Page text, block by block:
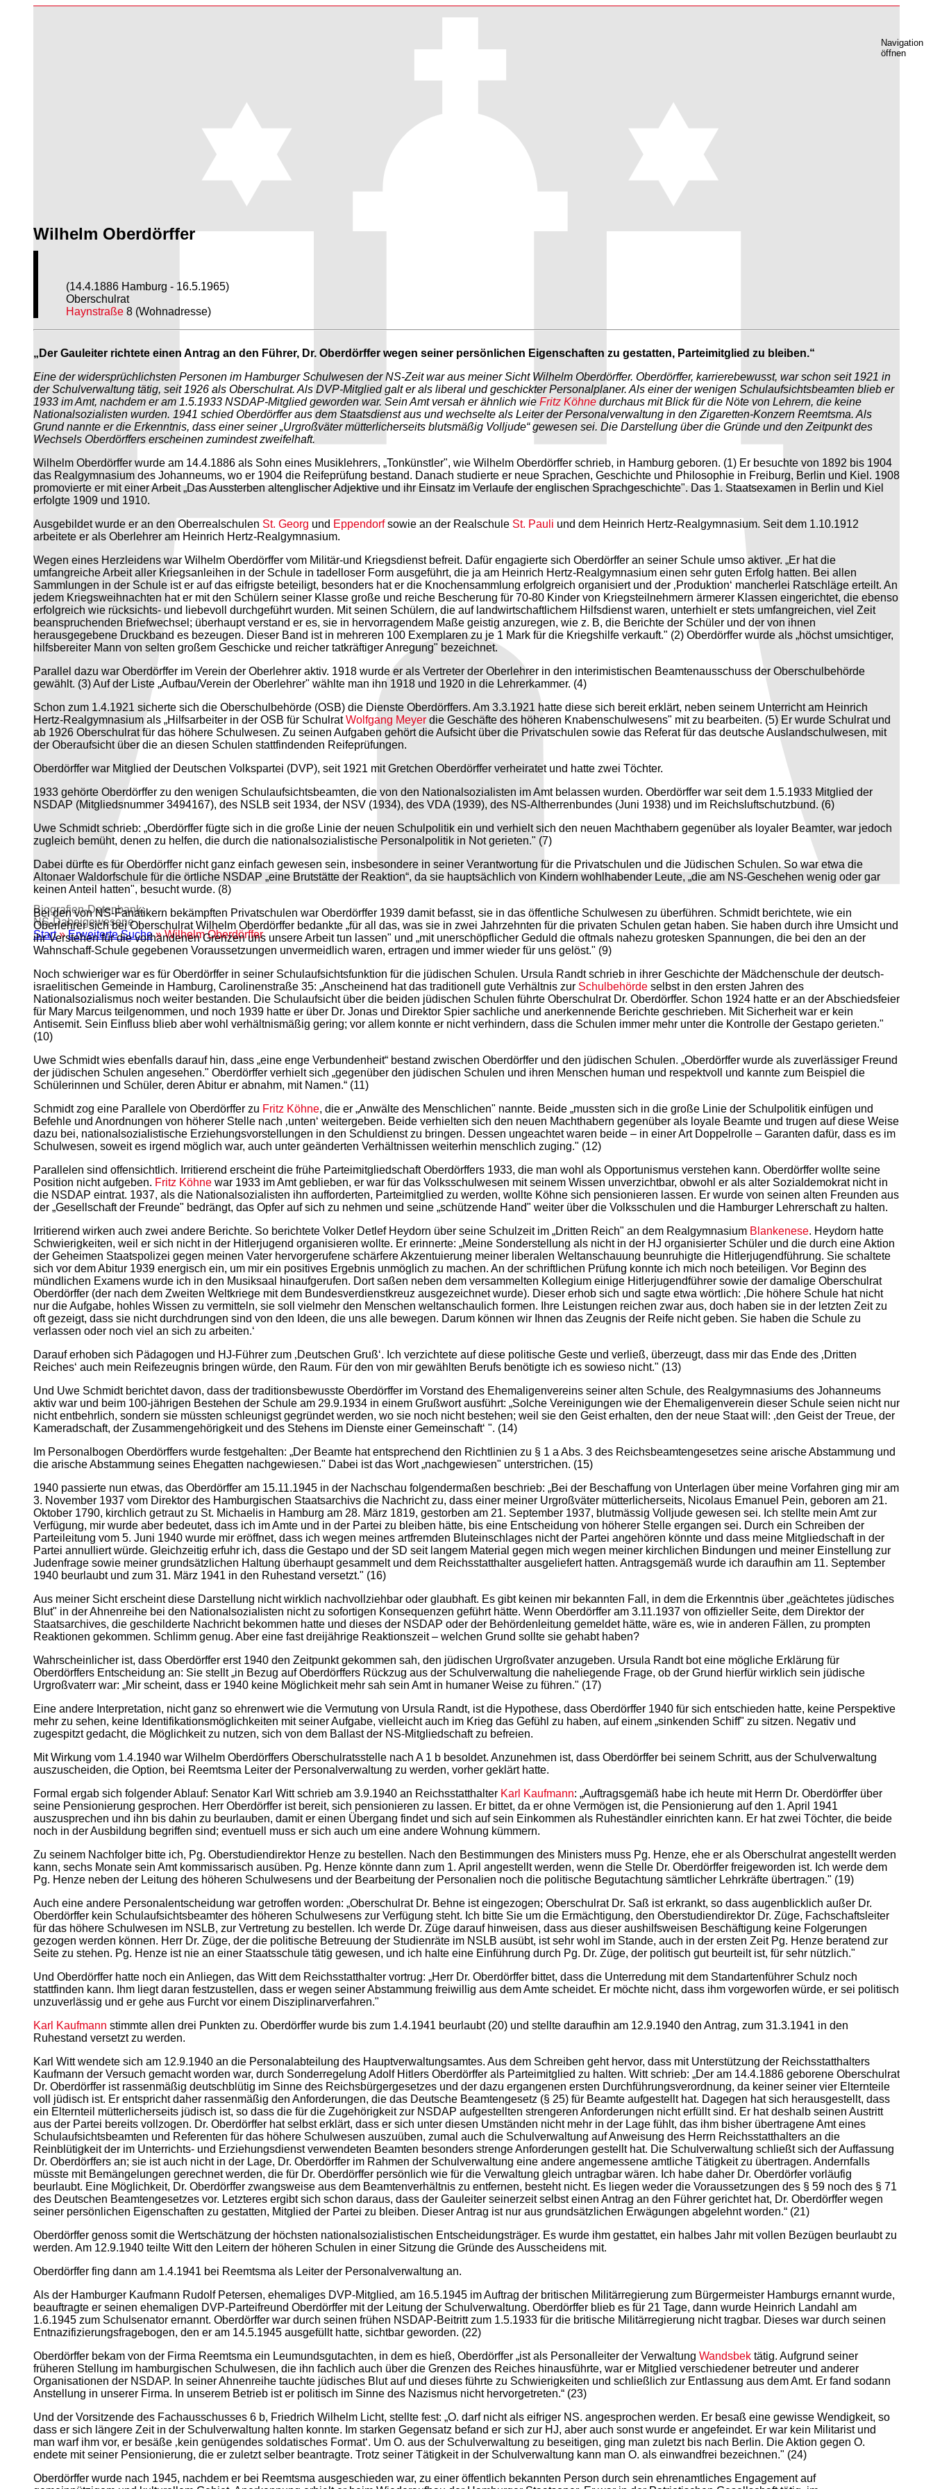
Biografien-Datenbank:
NS‑Dabeigewesene
Start»Erweiterte Suche» Wilhelm Oberdörffer
Navigation
öffnen
Wilhelm Oberdörffer
(14.4.1886 Hamburg - 16.5.1965)
Oberschulrat
Haynstraße 8 (Wohnadresse)
„Der Gauleiter richtete einen Antrag an den Führer, Dr. Oberdörffer wegen seiner persönlichen Eigenschaften zu gestatten, Parteimitglied zu bleiben.“
Eine der widersprüchlichsten Personen im Hamburger Schulwesen der NS-Zeit war aus meiner Sicht Wilhelm Oberdörffer. Oberdörffer, karrierebewusst, war schon seit 1921 in
der Schulverwaltung tätig, seit 1926 als Oberschulrat. Als DVP-Mitglied galt er als liberal und geschickter Personalplaner. Als einer der wenigen Schulaufsichtsbeamten blieb er
1933 im Amt, nachdem er am 1.5.1933 NSDAP-Mitglied geworden war. Sein Amt versah er ähnlich wie Fritz Köhne durchaus mit Blick für die Nöte von Lehrern, die keine
Nationalsozialisten wurden. 1941 schied Oberdörffer aus dem Staatsdienst aus und wechselte als Leiter der Personalverwaltung in den Zigaretten-Konzern Reemtsma. Als
Grund nannte er die Erkenntnis, dass einer seiner „Urgroßväter mütterlicherseits blutsmäßig Volljude“ gewesen sei. Die Darstellung über die Gründe und den Zeitpunkt des
Wechsels Oberdörffers erscheinen zumindest zweifelhaft.
Wilhelm Oberdörffer wurde am 14.4.1886 als Sohn eines Musiklehrers, „Tonkünstler", wie Wilhelm Oberdörffer schrieb, in Hamburg geboren. (1) Er besuchte von 1892 bis 1904
das Realgymnasium des Johanneums, wo er 1904 die Reifeprüfung bestand. Danach studierte er neue Sprachen, Geschichte und Philosophie in Freiburg, Berlin und Kiel. 1908
promovierte er mit einer Arbeit „Das Aussterben altenglischer Adjektive und ihr Einsatz im Verlaufe der englischen Sprachgeschichte". Das 1. Staatsexamen in Berlin und Kiel
erfolgte 1909 und 1910.
Ausgebildet wurde er an den Oberrealschulen St. Georg und Eppendorfsowie an der Realschule St. Pauli und dem Heinrich Hertz-Realgymnasium. Seit dem 1.10.1912
arbeitete er als Oberlehrer am Heinrich Hertz-Realgymnasium.
Wegen eines Herzleidens war Wilhelm Oberdörffer vom Militär-und Kriegsdienst befreit. Dafür engagierte sich Oberdörffer an seiner Schule umso aktiver. „Er hat die
umfangreiche Arbeit aller Kriegsanleihen in der Schule in tadelloser Form ausgeführt, die ja am Heinrich Hertz-Realgymnasium einen sehr guten Erfolg hatten. Bei allen
Sammlungen in der Schule ist er auf das eifrigste beteiligt, besonders hat er die Knochensammlung erfolgreich organisiert und der ‚Produktion‘ mancherlei Ratschläge erteilt. An
jedem Kriegsweihnachten hat er mit den Schülern seiner Klasse große und reiche Bescherung für 70-80 Kinder von Kriegsteilnehmern ärmerer Klassen eingerichtet, die ebenso
erfolgreich wie rücksichts- und liebevoll durchgeführt wurden. Mit seinen Schülern, die auf landwirtschaftlichem Hilfsdienst waren, unterhielt er stets umfangreichen, viel Zeit
beanspruchenden Briefwechsel; überhaupt verstand er es, sie in hervorragendem Maße geistig anzuregen, wie z. B, die Berichte der Schüler und der von ihnen
herausgegebene Druckband es bezeugen. Dieser Band ist in mehreren 100 Exemplaren zu je 1 Mark für die Kriegshilfe verkauft." (2) Oberdörffer wurde als „höchst umsichtiger,
hilfsbereiter Mann von selten großem Geschicke und reicher tatkräftiger Anregung" bezeichnet.
Parallel dazu war Oberdörffer im Verein der Oberlehrer aktiv. 1918 wurde er als Vertreter der Oberlehrer in den interimistischen Beamtenausschuss der Oberschulbehörde
gewählt. (3) Auf der Liste „Aufbau/Verein der Oberlehrer" wählte man ihn 1918 und 1920 in die Lehrerkammer. (4)
Schon zum 1.4.1921 sicherte sich die Oberschulbehörde (OSB) die Dienste Oberdörffers. Am 3.3.1921 hatte diese sich bereit erklärt, neben seinem Unterricht am Heinrich
Hertz-Realgymnasium als „Hilfsarbeiter in der OSB für SchulratWolfgang Meyer die Geschäfte des höheren Knabenschulwesens" mit zu bearbeiten. (5) Er wurde Schulrat und
ab 1926 Oberschulrat für das höhere Schulwesen. Zu seinen Aufgaben gehört die Aufsicht über die Privatschulen sowie das Referat für das deutsche Auslandschulwesen, mit
der Oberaufsicht über die an diesen Schulen stattfindenden Reifeprüfungen.
Oberdörffer war Mitglied der Deutschen Volkspartei (DVP), seit 1921 mit Gretchen Oberdörffer verheiratet und hatte zwei Töchter.
1933 gehörte Oberdörffer zu den wenigen Schulaufsichtsbeamten, die von den Nationalsozialisten im Amt belassen wurden. Oberdörffer war seit dem 1.5.1933 Mitglied der
NSDAP (Mitgliedsnummer 3494167), des NSLB seit 1934, der NSV (1934), des VDA (1939), des NS-Altherrenbundes (Juni 1938) und im Reichsluftschutzbund. (6)
Uwe Schmidt schrieb: „Oberdörffer fügte sich in die große Linie der neuen Schulpolitik ein und verhielt sich den neuen Machthabern gegenüber als loyaler Beamter, war jedoch
zugleich bemüht, denen zu helfen, die durch die nationalsozialistische Personalpolitik in Not gerieten." (7)
Dabei dürfte es für Oberdörffer nicht ganz einfach gewesen sein, insbesondere in seiner Verantwortung für die Privatschulen und die Jüdischen Schulen. So war etwa die
Altonaer Waldorfschule für die örtliche NSDAP „eine Brutstätte der Reaktion“, da sie hauptsächlich von Kindern wohlhabender Leute, „die am NS-Geschehen wenig oder gar
keinen Anteil hatten", besucht wurde. (8)
Bei den von NS-Fanatikern bekämpften Privatschulen war Oberdörffer 1939 damit befasst, sie in das öffentliche Schulwesen zu überführen. Schmidt berichtete, wie ein
Oberlehrer sich bei Oberschulrat Wilhelm Oberdörffer bedankte „für all das, was sie in zwei Jahrzehnten für die privaten Schulen getan haben. Sie haben durch ihre Umsicht und
ihr Verstehen für die vorhandenen Grenzen uns unsere Arbeit tun lassen" und „mit unerschöpflicher Geduld die oftmals nahezu grotesken Spannungen, die bei den an der
Wahnschaff-Schule gegebenen Voraussetzungen unvermeidlich waren, ertragen und immer wieder für uns gelöst." (9)
Noch schwieriger war es für Oberdörffer in seiner Schulaufsichtsfunktion für die jüdischen Schulen. Ursula Randt schrieb in ihrer Geschichte der Mädchenschule der deutsch-
israelitischen Gemeinde in Hamburg, Carolinenstraße 35: „Anscheinend hat das traditionell gute Verhältnis zur Schulbehörde selbst in den ersten Jahren des
Nationalsozialismus noch weiter bestanden. Die Schulaufsicht über die beiden jüdischen Schulen führte Oberschulrat Dr. Oberdörffer. Schon 1924 hatte er an der Abschiedsfeier
für Mary Marcus teilgenommen, und noch 1939 hatte er über Dr. Jonas und Direktor Spier sachliche und anerkennende Berichte geschrieben. Mit Sicherheit war er kein
Antisemit. Sein Einfluss blieb aber wohl verhältnismäßig gering; vor allem konnte er nicht verhindern, dass die Schulen immer mehr unter die Kontrolle der Gestapo gerieten."
(10)
Uwe Schmidt wies ebenfalls darauf hin, dass „eine enge Verbundenheit“ bestand zwischen Oberdörffer und den jüdischen Schulen. „Oberdörffer wurde als zuverlässiger Freund
der jüdischen Schulen angesehen." Oberdörffer verhielt sich „gegenüber den jüdischen Schulen und ihren Menschen human und respektvoll und kannte zum Beispiel die
Schülerinnen und Schüler, deren Abitur er abnahm, mit Namen.“ (11)
Schmidt zog eine Parallele von Oberdörffer zu Fritz Köhne, die er „Anwälte des Menschlichen" nannte. Beide „mussten sich in die große Linie der Schulpolitik einfügen und
Befehle und Anordnungen von höherer Stelle nach ‚unten‘ weitergeben. Beide verhielten sich den neuen Machthabern gegenüber als loyale Beamte und trugen auf diese Weise
dazu bei, nationalsozialistische Erziehungsvorstellungen in den Schuldienst zu bringen. Dessen ungeachtet waren beide – in einer Art Doppelrolle – Garanten dafür, dass es im
Schulwesen, soweit es irgend möglich war, auch unter geänderten Verhältnissen weiterhin menschlich zuging." (12)
Parallelen sind offensichtlich. Irritierend erscheint die frühe Parteimitgliedschaft Oberdörffers 1933, die man wohl als Opportunismus verstehen kann. Oberdörffer wollte seine
Position nicht aufgeben. Fritz Köhne war 1933 im Amt geblieben, er war für das Volksschulwesen mit seinem Wissen unverzichtbar, obwohl er als alter Sozialdemokrat nicht in
die NSDAP eintrat. 1937, als die Nationalsozialisten ihn aufforderten, Parteimitglied zu werden, wollte Köhne sich pensionieren lassen. Er wurde von seinen alten Freunden aus
der „Gesellschaft der Freunde" bedrängt, das Opfer auf sich zu nehmen und seine „schützende Hand" weiter über die Volksschulen und die Hamburger Lehrerschaft zu halten.
Irritierend wirken auch zwei andere Berichte. So berichtete Volker Detlef Heydorn über seine Schulzeit im „Dritten Reich" an dem Realgymnasium Blankenese. Heydorn hatte
Schwierigkeiten, weil er sich nicht in der Hitlerjugend organisieren wollte. Er erinnerte: „Meine Sonderstellung als nicht in der HJ organisierter Schüler und die durch eine Aktion
der Geheimen Staatspolizei gegen meinen Vater hervorgerufene schärfere Akzentuierung meiner liberalen Weltanschauung beunruhigte die Hitlerjugendführung. Sie schaltete
sich vor dem Abitur 1939 energisch ein, um mir ein positives Ergebnis unmöglich zu machen. An der schriftlichen Prüfung konnte ich mich noch beteiligen. Vor Beginn des
mündlichen Examens wurde ich in den Musiksaal hinaufgerufen. Dort saßen neben dem versammelten Kollegium einige Hitlerjugendführer sowie der damalige Oberschulrat
Oberdörffer (der nach dem Zweiten Weltkriege mit dem Bundesverdienstkreuz ausgezeichnet wurde). Dieser erhob sich und sagte etwa wörtlich: ‚Die höhere Schule hat nicht
nur die Aufgabe, hohles Wissen zu vermitteln, sie soll vielmehr den Menschen weltanschaulich formen. Ihre Leistungen reichen zwar aus, doch haben sie in der letzten Zeit zu
oft gezeigt, dass sie nicht durchdrungen sind von den Ideen, die uns alle bewegen. Darum können wir Ihnen das Zeugnis der Reife nicht geben. Sie haben die Schule zu
verlassen oder noch viel an sich zu arbeiten.‘
Darauf erhoben sich Pädagogen und HJ-Führer zum ‚Deutschen Gruß‘. Ich verzichtete auf diese politische Geste und verließ, überzeugt, dass mir das Ende des ‚Dritten
Reiches‘ auch mein Reifezeugnis bringen würde, den Raum. Für den von mir gewählten Berufs benötigte ich es sowieso nicht." (13)
Und Uwe Schmidt berichtet davon, dass der traditionsbewusste Oberdörffer im Vorstand des Ehemaligenvereins seiner alten Schule, des Realgymnasiums des Johanneums
aktiv war und beim 100-jährigen Bestehen der Schule am 29.9.1934 in einem Grußwort ausführt: „Solche Vereinigungen wie der Ehemaligenverein dieser Schule seien nicht nur
nicht entbehrlich, sondern sie müssten schleunigst gegründet werden, wo sie noch nicht bestehen; weil sie den Geist erhalten, den der neue Staat will: ‚den Geist der Treue, der
Kameradschaft, der Zusammengehörigkeit und des Stehens im Dienste einer Gemeinschaft‘ ". (14)
Im Personalbogen Oberdörffers wurde festgehalten: „Der Beamte hat entsprechend den Richtlinien zu § 1 a Abs. 3 des Reichsbeamtengesetzes seine arische Abstammung und
die arische Abstammung seines Ehegatten nachgewiesen." Dabei ist das Wort „nachgewiesen" unterstrichen. (15)
1940 passierte nun etwas, das Oberdörffer am 15.11.1945 in der Nachschau folgendermaßen beschrieb: „Bei der Beschaffung von Unterlagen über meine Vorfahren ging mir am
3. November 1937 vom Direktor des Hamburgischen Staatsarchivs die Nachricht zu, dass einer meiner Urgroßväter mütterlicherseits, Nicolaus Emanuel Pein, geboren am 21.
Oktober 1790, kirchlich getraut zu St. Michaelis in Hamburg am 28. März 1819, gestorben am 21. September 1937, blutmässig Volljude gewesen sei. Ich stellte mein Amt zur
Verfügung, mir wurde aber bedeutet, dass ich im Amte und in der Partei zu bleiben hätte, bis eine Entscheidung von höherer Stelle ergangen sei. Durch ein Schreiben der
Parteileitung vom 5. Juni 1940 wurde mir eröffnet, dass ich wegen meines artfremden Bluteinschlages nicht der Partei angehören könnte und dass meine Mitgliedschaft in der
Partei annulliert würde. Gleichzeitig erfuhr ich, dass die Gestapo und der SD seit langem Material gegen mich wegen meiner kirchlichen Bindungen und meiner Einstellung zur
Judenfrage sowie meiner grundsätzlichen Haltung überhaupt gesammelt und dem Reichsstatthalter ausgeliefert hatten. Antragsgemäß wurde ich daraufhin am 11. September
1940 beurlaubt und zum 31. März 1941 in den Ruhestand versetzt." (16)
Aus meiner Sicht erscheint diese Darstellung nicht wirklich nachvollziehbar oder glaubhaft. Es gibt keinen mir bekannten Fall, in dem die Erkenntnis über „geächtetes jüdisches
Blut" in der Ahnenreihe bei den Nationalsozialisten nicht zu sofortigen Konsequenzen geführt hätte. Wenn Oberdörffer am 3.11.1937 von offizieller Seite, dem Direktor der
Staatsarchives, die geschilderte Nachricht bekommen hatte und dieses der NSDAP oder der Behördenleitung gemeldet hätte, wäre es, wie in anderen Fällen, zu prompten
Reaktionen gekommen. Schlimm genug. Aber eine fast dreijährige Reaktionszeit – welchen Grund sollte sie gehabt haben?
Wahrscheinlicher ist, dass Oberdörffer erst 1940 den Zeitpunkt gekommen sah, den jüdischen Urgroßvater anzugeben. Ursula Randt bot eine mögliche Erklärung für
Oberdörffers Entscheidung an: Sie stellt „in Bezug auf Oberdörffers Rückzug aus der Schulverwaltung die naheliegende Frage, ob der Grund hierfür wirklich sein jüdische
Urgroßvaterr war: „Mir scheint, dass er 1940 keine Möglichkeit mehr sah sein Amt in humaner Weise zu führen." (17)
Eine andere Interpretation, nicht ganz so ehrenwert wie die Vermutung von Ursula Randt, ist die Hypothese, dass Oberdörffer 1940 für sich entschieden hatte, keine Perspektive
mehr zu sehen, keine Identifikationsmöglichkeiten mit seiner Aufgabe, vielleicht auch im Krieg das Gefühl zu haben, auf einem „sinkenden Schiff" zu sitzen. Negativ und
zugespitzt gedacht, die Möglichkeit zu nutzen, sich von dem Ballast der NS-Mitgliedschaft zu befreien.
Mit Wirkung vom 1.4.1940 war Wilhelm Oberdörffers Oberschulratsstelle nach A 1 b besoldet. Anzunehmen ist, dass Oberdörffer bei seinem Schritt, aus der Schulverwaltung
auszuscheiden, die Option, bei Reemtsma Leiter der Personalverwaltung zu werden, vorher geklärt hatte.
Formal ergab sich folgender Ablauf: Senator Karl Witt schrieb am 3.9.1940 an Reichsstatthalter Karl Kaufmann: „Auftragsgemäß habe ich heute mit Herrn Dr. Oberdörffer über
seine Pensionierung gesprochen. Herr Oberdörffer ist bereit, sich pensionieren zu lassen. Er bittet, da er ohne Vermögen ist, die Pensionierung auf den 1. April 1941
auszusprechen und ihn bis dahin zu beurlauben, damit er einen Übergang findet und sich auf sein Einkommen als Ruheständler einrichten kann. Er hat zwei Töchter, die beide
noch in der Ausbildung begriffen sind; eventuell muss er sich auch um eine andere Wohnung kümmern.
Zu seinem Nachfolger bitte ich, Pg. Oberstudiendirektor Henze zu bestellen. Nach den Bestimmungen des Ministers muss Pg. Henze, ehe er als Oberschulrat angestellt werden
kann, sechs Monate sein Amt kommissarisch ausüben. Pg. Henze könnte dann zum 1. April angestellt werden, wenn die Stelle Dr. Oberdörffer freigeworden ist. Ich werde dem
Pg. Henze neben der Leitung des höheren Schulwesens und der Bearbeitung der Personalien noch die politische Begutachtung sämtlicher Lehrkräfte übertragen." (19)
Auch eine andere Personalentscheidung war getroffen worden: „Oberschulrat Dr. Behne ist eingezogen; Oberschulrat Dr. Saß ist erkrankt, so dass augenblicklich außer Dr.
Oberdörffer kein Schulaufsichtsbeamter des höheren Schulwesens zur Verfügung steht. Ich bitte Sie um die Ermächtigung, den Oberstudiendirektor Dr. Züge, Fachschaftsleiter
für das höhere Schulwesen im NSLB, zur Vertretung zu bestellen. Ich werde Dr. Züge darauf hinweisen, dass aus dieser aushilfsweisen Beschäftigung keine Folgerungen
gezogen werden können. Herr Dr. Züge, der die politische Betreuung der Studienräte im NSLB ausübt, ist sehr wohl im Stande, auch in der ersten Zeit Pg. Henze beratend zur
Seite zu stehen. Pg. Henze ist nie an einer Staatsschule tätig gewesen, und ich halte eine Einführung durch Pg. Dr. Züge, der politisch gut beurteilt ist, für sehr nützlich."
Und Oberdörffer hatte noch ein Anliegen, das Witt dem Reichsstatthalter vortrug: „Herr Dr. Oberdörffer bittet, dass die Unterredung mit dem Standartenführer Schulz noch
stattfinden kann. Ihm liegt daran festzustellen, dass er wegen seiner Abstammung freiwillig aus dem Amte scheidet. Er möchte nicht, dass ihm vorgeworfen würde, er sei politisch
unzuverlässig und er gehe aus Furcht vor einem Disziplinarverfahren."
Karl Kaufmann stimmte allen drei Punkten zu. Oberdörffer wurde bis zum 1.4.1941 beurlaubt (20) und stellte daraufhin am 12.9.1940 den Antrag, zum 31.3.1941 in den
Ruhestand versetzt zu werden.
Karl Witt wendete sich am 12.9.1940 an die Personalabteilung des Hauptverwaltungsamtes. Aus dem Schreiben geht hervor, dass mit Unterstützung der Reichsstatthalters
Kaufmann der Versuch gemacht worden war, durch Sonderregelung Adolf Hitlers Oberdörffer als Parteimitglied zu halten. Witt schrieb: „Der am 14.4.1886 geborene Oberschulrat
Dr. Oberdörffer ist rassenmäßig deutschblütig im Sinne des Reichsbürgergesetzes und der dazu ergangenen ersten Durchführungsverordnung, da keiner seiner vier Elternteile
voll jüdisch ist. Er entspricht daher rassenmäßig den Anforderungen, die das Deutsche Beamtengesetz (§ 25) für Beamte aufgestellt hat. Dagegen hat sich herausgestellt, dass
ein Elternteil mütterlicherseits jüdisch ist, so dass die für die Zugehörigkeit zur NSDAP aufgestellten strengeren Anforderungen nicht erfüllt sind. Er hat deshalb seinen Austritt
aus der Partei bereits vollzogen. Dr. Oberdörffer hat selbst erklärt, dass er sich unter diesen Umständen nicht mehr in der Lage fühlt, das ihm bisher übertragene Amt eines
Schulaufsichtsbeamten und Referenten für das höhere Schulwesen auszuüben, zumal auch die Schulverwaltung auf Anweisung des Herrn Reichsstatthalters an die
Reinblütigkeit der im Unterrichts- und Erziehungsdienst verwendeten Beamten besonders strenge Anforderungen gestellt hat. Die Schulverwaltung schließt sich der Auffassung
Dr. Oberdörffers an; sie ist auch nicht in der Lage, Dr. Oberdörffer im Rahmen der Schulverwaltung eine andere angemessene amtliche Tätigkeit zu übertragen. Andernfalls
müsste mit Bemängelungen gerechnet werden, die für Dr. Oberdörffer persönlich wie für die Verwaltung gleich untragbar wären. Ich habe daher Dr. Oberdörfer vorläufig
beurlaubt. Eine Möglichkeit, Dr. Oberdörffer zwangsweise aus dem Beamtenverhältnis zu entfernen, besteht nicht. Es liegen weder die Voraussetzungen des § 59 noch des § 71
des Deutschen Beamtengesetzes vor. Letzteres ergibt sich schon daraus, dass der Gauleiter seinerzeit selbst einen Antrag an den Führer gerichtet hat, Dr. Oberdörffer wegen
seiner persönlichen Eigenschaften zu gestatten, Mitglied der Partei zu bleiben. Dieser Antrag ist nur aus grundsätzlichen Erwägungen abgelehnt worden.“ (21)
Oberdörffer genoss somit die Wertschätzung der höchsten nationalsozialistischen Entscheidungsträger. Es wurde ihm gestattet, ein halbes Jahr mit vollen Bezügen beurlaubt zu
werden. Am 12.9.1940 teilte Witt den Leitern der höheren Schulen in einer Sitzung die Gründe des Ausscheidens mit.
Oberdörffer fing dann am 1.4.1941 bei Reemtsma als Leiter der Personalverwaltung an.
Als der Hamburger Kaufmann Rudolf Petersen, ehemaliges DVP-Mitglied, am 16.5.1945 im Auftrag der britischen Militärregierung zum Bürgermeister Hamburgs ernannt wurde,
beauftragte er seinen ehemaligen DVP-Parteifreund Oberdörffer mit der Leitung der Schulverwaltung. Oberdörffer blieb es für 21 Tage, dann wurde Heinrich Landahl am
1.6.1945 zum Schulsenator ernannt. Oberdörffer war durch seinen frühen NSDAP-Beitritt zum 1.5.1933 für die britische Militärregierung nicht tragbar. Dieses war durch seinen
Entnazifizierungsfragebogen, den er am 14.5.1945 ausgefüllt hatte, sichtbar geworden. (22)
Oberdörffer bekam von der Firma Reemtsma ein Leumundsgutachten, in dem es hieß, Oberdörffer „ist als Personalleiter der Verwaltung Wandsbek tätig. Aufgrund seiner
früheren Stellung im hamburgischen Schulwesen, die ihn fachlich auch über die Grenzen des Reiches hinausführte, war er Mitglied verschiedener betreuter und anderer
Organisationen der NSDAP. In seiner Ahnenreihe tauchte jüdisches Blut auf und dieses führte zu Schwierigkeiten und schließlich zur Entlassung aus dem Amt. Er fand sodann
Anstellung in unserer Firma. In unserem Betrieb ist er politisch im Sinne des Nazismus nicht hervorgetreten.“ (23)
Und der Vorsitzende des Fachausschusses 6 b, Friedrich Wilhelm Licht, stellte fest: „O. darf nicht als eifriger NS. angesprochen werden. Er besaß eine gewisse Wendigkeit, so
dass er sich längere Zeit in der Schulverwaltung halten konnte. Im starken Gegensatz befand er sich zur HJ, aber auch sonst wurde er angefeindet. Er war kein Militarist und
man warf ihm vor, er besäße ‚kein genügendes soldatisches Format‘. Um O. aus der Schulverwaltung zu beseitigen, ging man zuletzt bis nach Berlin. Die Aktion gegen O.
endete mit seiner Pensionierung, die er zuletzt selber beantragte. Trotz seiner Tätigkeit in der Schulverwaltung kann man O. als einwandfrei bezeichnen." (24)
Oberdörffer wurde nach 1945, nachdem er bei Reemtsma ausgeschieden war, zu einer öffentlich bekannten Person durch sein ehrenamtliches Engagement auf